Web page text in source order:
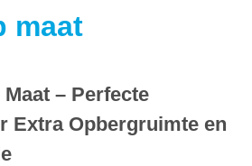
maat
– Perfecte
Extra Opbergruimte en